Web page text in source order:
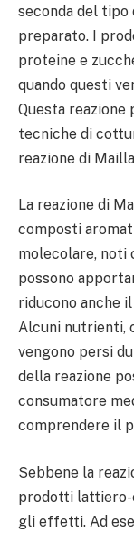
seconda del tipo
preparato. I
proteine e
quando questi
Questa reazione
tecniche di
reazione di
La reazione di
composti
molecolare, noti
possono
riducono anche
Alcuni nutrienti,
vengono persi
della reazione
consumatore
comprendere il
Sebbene la
prodotti lattiero-
gli effetti. Ad